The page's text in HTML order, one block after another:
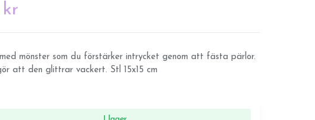
kr
mönster som du förstärker intrycket genom att fästa pärlor.
att den glittrar vackert. Stl 15x15 cm